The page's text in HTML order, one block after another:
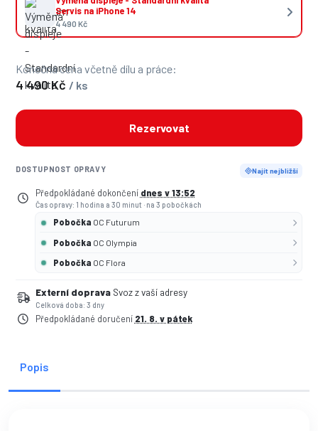
Servis na iPhone 14
4 490 Kč
Konečná cena včetně dílu a práce:
4 490 Kč / ks
Rezervovat
DOSTUPNOST OPRAVY Najít nejbližší
Předpokládané dokončení dnes v 13:52
Čas opravy: 1 hodina a 30 minut · na 3 pobočkách
Pobočka OC Futurum
Pobočka OC Olympia
Pobočka OC Flora
Externí doprava Svoz z vaší adresy
Celková doba: 3 dny
Předpokládané doručení 21. 8. v pátek
Popis